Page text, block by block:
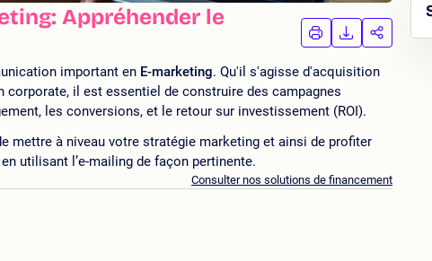
Appréhender le
IMPRIMER
LA
FORMATION
LA
FORMATION
important en E-marketing. Qu'il s'agisse d'acquisition
il est essentiel de construire des campagnes
les conversions, et le retour sur investissement (ROI).
mettre à niveau votre stratégie marketing et ainsi de profiter
utilisant l’e-mailing de façon pertinente.
Consulter nos solutions de financement